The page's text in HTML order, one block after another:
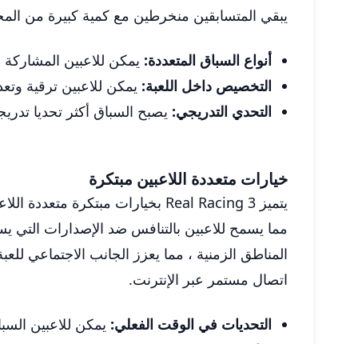
يبقي المتسابقين منخرطين مع كمية كبيرة من
أنواع السباق المتعددة: يمكن للاعبين
التخصيص داخل اللعبة: يمكن للاعبين ترقية
التحدي التدريجي: يصبح السباق أكثر تحديا
خيارات متعددة اللاعبين مبتكرة
المناطق الزمنية ، مما يعزز الجانب الاجتماعي
اتصال مستمر عبر الإنترنت.
التحديات في الوقت الفعلي: يمكن للاعبين